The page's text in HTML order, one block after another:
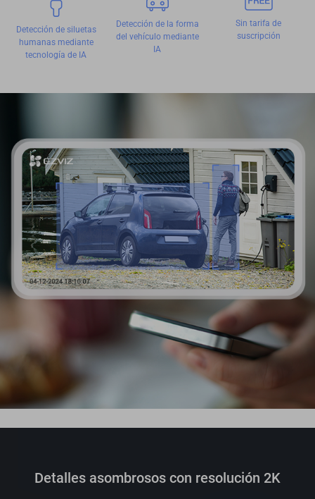
Detección de siluetas
humanas mediante
tecnología de IA
Detección de la forma
del vehículo mediante
IA
Sin tarifa de
suscripción
Detalles asombrosos con resolución 2K